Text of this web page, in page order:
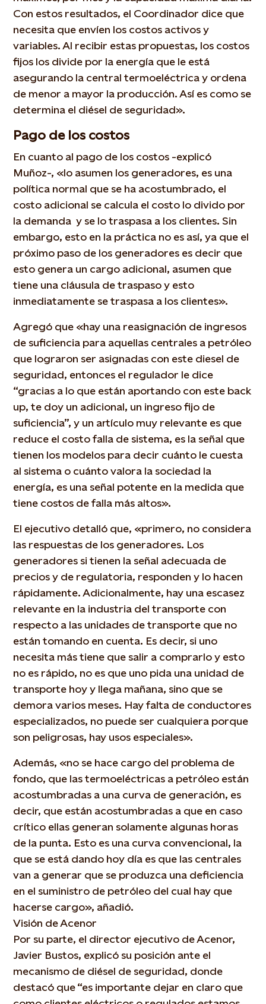
Con estos resultados, el Coordinador dice que
necesita que envíen los costos activos y
variables. Al recibir estas propuestas, los costos
fijos los divide por la energía que le está
asegurando la central termoeléctrica y ordena
de menor a mayor la producción. Así es como se
determina el diésel de seguridad».
Pago de los costos
En cuanto al pago de los costos -explicó
Muñoz-, «lo asumen los generadores, es una
política normal que se ha acostumbrado, el
costo adicional se calcula el costo lo divido por
la demanda y se lo traspasa a los clientes. Sin
embargo, esto en la práctica no es así, ya que el
próximo paso de los generadores es decir que
esto genera un cargo adicional, asumen que
tiene una cláusula de traspaso y esto
inmediatamente se traspasa a los clientes».
Agregó que «hay una reasignación de ingresos
de suficiencia para aquellas centrales a petróleo
que lograron ser asignadas con este diesel de
seguridad, entonces el regulador le dice
“gracias a lo que están aportando con este back
up, te doy un adicional, un ingreso fijo de
suficiencia”, y un artículo muy relevante es que
reduce el costo falla de sistema, es la señal que
tienen los modelos para decir cuánto le cuesta
al sistema o cuánto valora la sociedad la
energía, es una señal potente en la medida que
tiene costos de falla más altos».
El ejecutivo detalló que, «primero, no considera
las respuestas de los generadores. Los
generadores si tienen la señal adecuada de
precios y de regulatoria, responden y lo hacen
rápidamente. Adicionalmente, hay una escasez
relevante en la industria del transporte con
respecto a las unidades de transporte que no
están tomando en cuenta. Es decir, si uno
necesita más tiene que salir a comprarlo y esto
no es rápido, no es que uno pida una unidad de
transporte hoy y llega mañana, sino que se
demora varios meses. Hay falta de conductores
especializados, no puede ser cualquiera porque
son peligrosas, hay usos especiales».
Además, «no se hace cargo del problema de
fondo, que las termoeléctricas a petróleo están
acostumbradas a una curva de generación, es
decir, que están acostumbradas a que en caso
crítico ellas generan solamente algunas horas
de la punta. Esto es una curva convencional, la
que se está dando hoy día es que las centrales
van a generar que se produzca una deficiencia
en el suministro de petróleo del cual hay que
hacerse cargo», añadió.
Visión de Acenor
Por su parte, el director ejecutivo de Acenor,
Javier Bustos, explicó su posición ante el
mecanismo de diésel de seguridad, donde
destacó que “es importante dejar en claro que